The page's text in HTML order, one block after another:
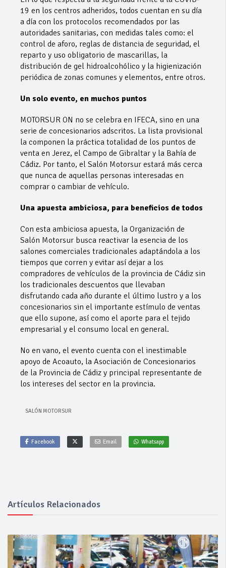
19 en los centros adheridos, todos cuentan en su día
a día con los protocolos recomendados por las
autoridades sanitarias, con medidas tales como: el
control de aforo, reglas de distancia de seguridad, el
reparto y uso obligatorio de mascarillas, la
distribución de gel hidroalcohólico y la higienización
periódica de zonas comunes y elementos, entre otros.
Un solo evento, en muchos puntos
MOTORSUR ON no se celebra en IFECA, sino en una
serie de concesionarios adscritos. La lista provisional
la componen la práctica totalidad de los puntos de
venta en Jerez, el Campo de Gibraltar y la Bahía de
Cádiz. Por tanto, el Salón Motorsur estará más cerca
que nunca de aquellas personas interesadas en
comprar o cambiar de vehículo.
Una apuesta ambiciosa, para beneficios de todos
Con esta ambiciosa apuesta, la Organización de
Salón Motorsur busca reactivar la esencia de los
salones comerciales tradicionales adaptándola a los
tiempos que corren y evitar así dejar a los
compradores de vehículos de la provincia de Cádiz sin
los tradicionales descuentos que llevaban
disfrutando cada año durante el último lustro y a los
concesionarios sin el importante estímulo de ventas
que ello supone, así como el aporte para el tejido
empresarial y el consumo local en general.
No en vano, el evento cuenta con el inestimable
apoyo de Acoauto, la Asociación de Concesionarios
de la Provincia de Cádiz y principal representante de
los intereses del sector en la provincia.
SALÓN MOTORSUR
Facebook Email Whatsapp
Artículos Relacionados